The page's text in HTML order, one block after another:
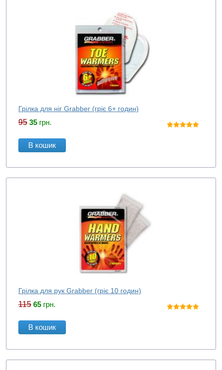
Грілка для ніг Grabber (гріє 6+ годин)
95 35 грн.
В кошик
Грілка для рук Grabber (гріє 10 годин)
115 65 грн.
В кошик